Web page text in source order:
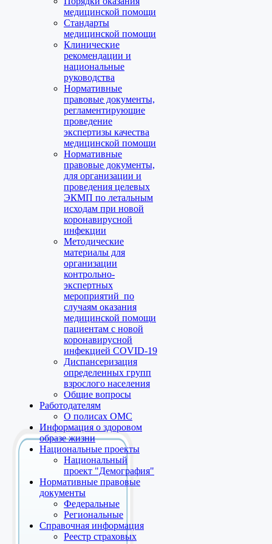
медицинской помощи
Стандарты
медицинской помощи
Клинические
рекомендации и
национальные
руководства
Нормативные
правовые документы,
регламентирующие
проведение
экспертизы качества
медицинской помощи
Нормативные
правовые документы,
для организации и
проведения целевых
ЭКМП по летальным
исходам при новой
коронавирусной
инфекции
Методические
материалы для
организации
контрольно-
экспертных
мероприятий по
случаям оказания
медицинской помощи
пациентам с новой
коронавирусной
инфекцией COVID-19
Диспансеризация
определенных групп
взрослого населения
Общие вопросы
Работодателям
О полисах ОМС
Информация о здоровом
образе жизни
Национальные проекты
Национальный
проект "Демография"
Нормативные правовые
документы
Федеральные
Региональные
Справочная информация
Реестр страховых